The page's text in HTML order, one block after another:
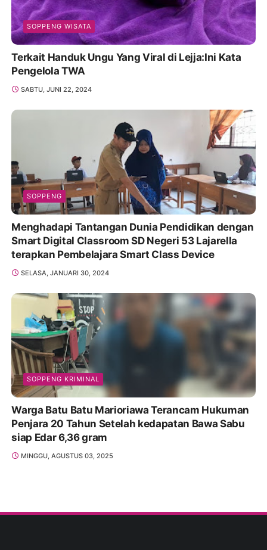
SOPPENG WISATA
Terkait Handuk Ungu Yang Viral di Lejja:Ini Kata
Pengelola TWA
SABTU, JUNI 22, 2024
SOPPENG
Menghadapi Tantangan Dunia Pendidikan dengan
Smart Digital Classroom SD Negeri 53 Lajarella
terapkan Pembelajara Smart Class Device
SELASA, JANUARI 30, 2024
SOPPENG KRIMINAL
Warga Batu Batu Marioriawa Terancam Hukuman
Penjara 20 Tahun Setelah kedapatan Bawa Sabu
siap Edar 6,36 gram
MINGGU, AGUSTUS 03, 2025